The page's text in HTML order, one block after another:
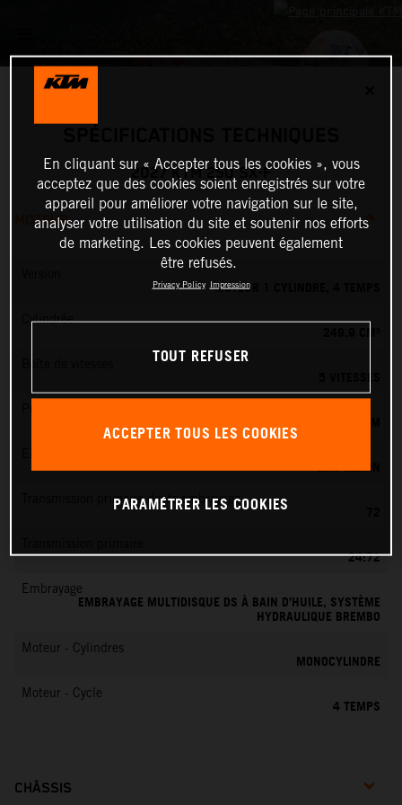
2027 KTM 250 SX-F
MOTEUR
MOTEUR 1 CYLINDRE, 4 TEMPS
Cylindrée
KEIHIN EFI, CORPS DE PAPILLON 44 MM
EMS KEIHIN
Transmission primaire dents embrayage
24:72
Embrayage
EMBRAYAGE MULTIDISQUE DS À BAIN D’HUILE, SYSTÈME
HYDRAULIQUE BREMBO
Moteur - Cylindres
MONOCYLINDRE
Moteur - Cycle
4 TEMPS
CHÂSSIS
En cliquant sur « Accepter tous les cookies », vous
acceptez que des cookies soient enregistrés sur votre
appareil pour améliorer votre navigation sur le site,
analyser votre utilisation du site et soutenir nos efforts
de marketing. Les cookies peuvent également
être refusés.
Privacy Policy Impression
TOUT REFUSER
ACCEPTER TOUS LES COOKIES
PARAMÉTRER LES COOKIES